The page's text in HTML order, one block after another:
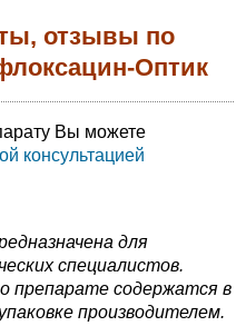
отзывы по
Оптик
Вы можете
консультацией
для
специалистов.
препарате содержатся в
производителем.